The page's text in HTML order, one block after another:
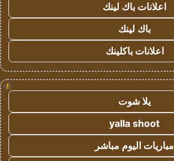
اعلانات باك لينك
باك لينك
اعلانات باكلينك
!
يلا شوت
yalla shoot
مباريات اليوم مباشر